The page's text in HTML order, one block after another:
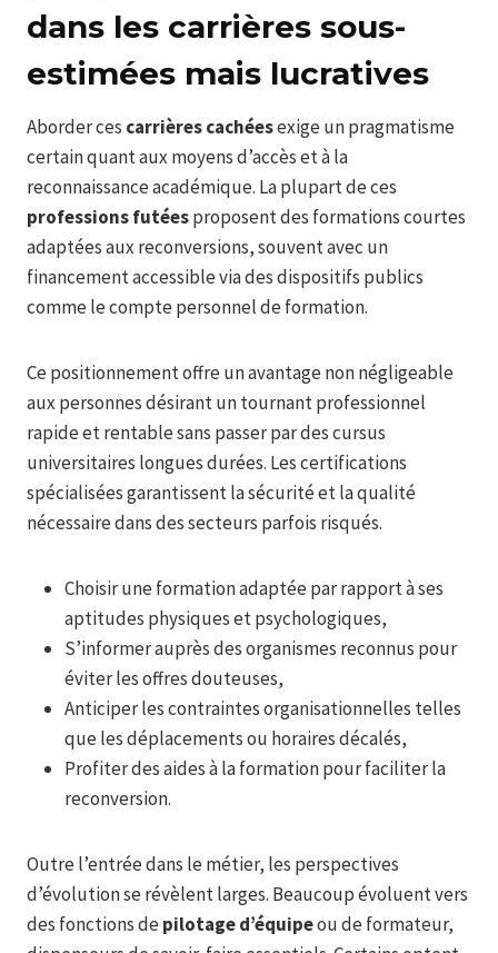
dans les carrières sous-
estimées mais lucratives
Aborder ces carrières cachéesexige un pragmatisme
certain quant aux moyens d’accès et à la
reconnaissance académique. La plupart de ces
professions futéesproposent des formations courtes
adaptées aux reconversions, souvent avec un
financement accessible via des dispositifs publics
comme le compte personnel de formation.
Ce positionnement offre un avantage non négligeable
aux personnes désirant un tournant professionnel
rapide et rentable sans passer par des cursus
universitaires longues durées. Les certifications
spécialisées garantissent la sécurité et la qualité
nécessaire dans des secteurs parfois risqués.
Choisir une formation adaptée par rapport à ses
aptitudes physiques et psychologiques,
S’informer auprès des organismes reconnus pour
éviter les offres douteuses,
Anticiper les contraintes organisationnelles telles
que les déplacements ou horaires décalés,
Profiter des aides à la formation pour faciliter la
reconversion.
Outre l’entrée dans le métier, les perspectives
d’évolution se révèlent larges. Beaucoup évoluent vers
des fonctions depilotage d’équipeou de formateur,